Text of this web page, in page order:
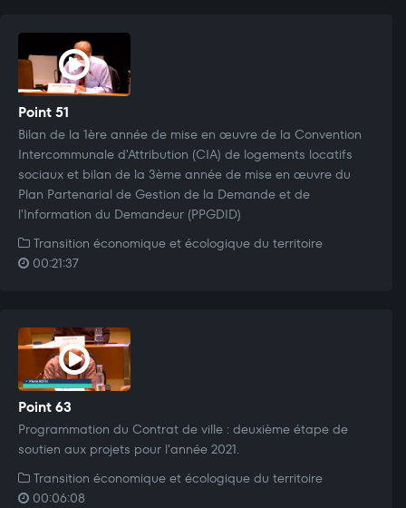
Point 51
Bilan de la 1ère année de mise en œuvre de la Convention
Intercommunale d'Attribution (CIA) de logements locatifs
sociaux et bilan de la 3ème année de mise en œuvre du
Plan Partenarial de Gestion de la Demande et de
l'Information du Demandeur (PPGDID)
Transition économique et écologique du territoire
00:21:37
Point 63
Programmation du Contrat de ville : deuxième étape de
soutien aux projets pour l'année 2021.
Transition économique et écologique du territoire
00:06:08